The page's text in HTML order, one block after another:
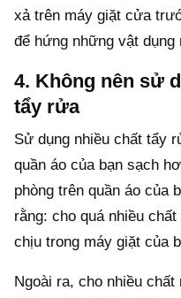
xả trên máy giặt cửa
để hứng những vật dụng
4. Không nên sử
tẩy rửa
Sử dụng nhiều chất tẩy
quần áo của bạn sạch
phòng trên quần áo của
rằng: cho quá nhiều
chịu trong máy giặt của
Ngoài ra, cho nhiều